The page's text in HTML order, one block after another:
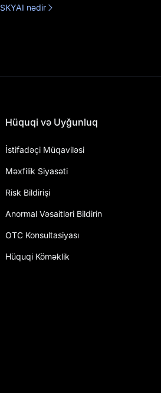
SKYAI nədir
Hüquqi və Uyğunluq
İstifadəçi Müqaviləsi
Məxfilik Siyasəti
Risk Bildirişi
Anormal Vəsaitləri Bildirin
OTC Konsultasiyası
Hüquqi Köməklik